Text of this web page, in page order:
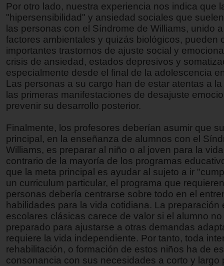
Por otro lado, nuestra experiencia nos indica que
"hipersensibilidad" y ansiedad sociales que
las personas con el Síndrome de Williams, unido
factores ambientales y quizás biológicos, pueden
importantes trastornos de ajuste social y
crisis de ansiedad, estados depresivos y
especialmente desde el final de la adolescencia
Las personas a su cargo han de estar atentas a
las primeras manifestaciones de desajuste
prevenir su desarrollo posterior.
Finalmente, los profesores deberían asumir que
principal, en la enseñanza de alumnos con el
Williams, es preparar al niño o al joven para la
contrario de la mayoría de los programas
que la meta principal es ayudar al sujeto a ir
un curriculum particular, el programa que
personas debería centrarse sobre todo en el
habilidades para la vida cotidiana. La preparación
escolares clásicas carece de valor si el alumno
preparado para ajustarse a otras demandas
requiere la vida independiente. Por tanto, toda
rehabilitación, o formación de estos niños ha de
consonancia con sus necesidades a corto y largo